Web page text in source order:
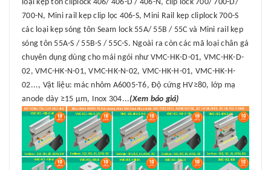
loại kẹp tôn cliplock 406/ 406-D / 406-N, clip lock 700/ 700-D/
700-N, Mini rail kẹp clip lọc 406-S, Mini Rail kẹp cliplock 700-S
các loại kẹp sóng tôn Seam lock 55A/ 55B / 55C và Mini rail kẹp
sóng tôn 55A-S / 55B-S / 55C-S. Ngoài ra còn các mã loại chân gá
chuyên dụng dùng cho mái ngói như VMC-HK-D-01, VMC-HK-D-
02, VMC-HK-N-01, VMC-HK-N-02, VMC-HK-H-01, VMC-HK-H-
02..., Vật liệu: mác nhôm A6005-T6, Độ cứng HV≥80, lớp mạ
anode dày ≥15 μm, Inox 304...(Xem báo giá)